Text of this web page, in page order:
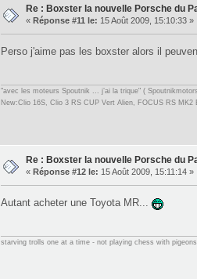
Re : Boxster la nouvelle Porsche du
« Réponse #11 le: 15 Août 2009, 15:10:33 »
Perso j'aime pas les boxster alors il
"avec les moteurs Spoutnik ... j’ai la trique" (
New:Clio 16S, Clio 3 RS CUP Vert Alien, FOCUS RS MK2
Re : Boxster la nouvelle Porsche du
« Réponse #12 le: 15 Août 2009, 15:11:14 »
Autant acheter une Toyota MR...
starving trolls one at a time - not playing chess with